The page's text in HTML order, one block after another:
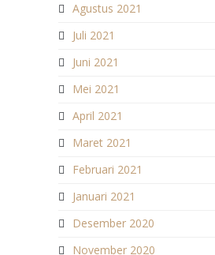
Agustus 2021
Juli 2021
Juni 2021
Mei 2021
April 2021
Maret 2021
Februari 2021
Januari 2021
Desember 2020
November 2020